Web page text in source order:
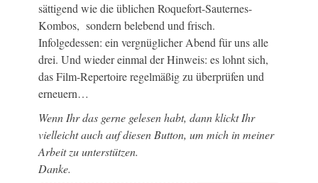
sättigend wie die üblichen Roquefort-Sauternes-
Kombos, sondern belebend und frisch.
Infolgedessen: ein vergnüglicher Abend für uns alle
drei. Und wieder einmal der Hinweis: es lohnt sich,
das Film-Repertoire regelmäßig zu überprüfen und
erneuern…
Wenn Ihr das gerne gelesen habt, dann klickt Ihr
vielleicht auch auf diesen Button, um mich in meiner
Arbeit zu unterstützen.
Danke.